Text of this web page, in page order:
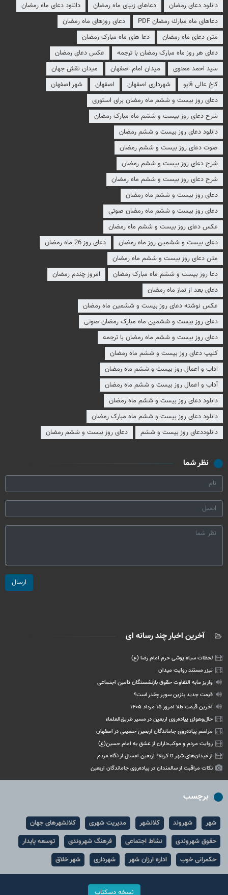
دانلود دعای رمضان
دعاهای زیبای ماه رمضان
دانلود دعای ماه رمضان
دعاهای ماه مبارك رمضان PDF
دعای روزهای ماه رمضان
متن دعای ماه رمضان
دعا های ماه مبارک رمضان
دعای هر روز ماه مبارک رمضان با ترجمه
عکس دعای رمضان
سید احمد معنوی
میدان امام اصفهان
ميدان نقش جهان
کاخ عالی قاپو
شهرداری اصفهان اصفهان
شهر اصفهان
دعای روز بیست و ششم ماه رمضان برای استوری
شرح دعای روز بیست و ششم ماه مبارک رمضان
دانلود دعای روز بیست و ششم رمضان
صوت دعای روز بیست و ششم رمضان
شرح دعای روز بیست و ششم رمضان
شرح دعای روز بیست و ششم ماه رمضان
دعای روز بیست و ششم ماه رمضان
دعای روز بیست و ششم ماه رمضان صوتی
عکس دعای روز بیست و ششم ماه رمضان
دعای بیست و ششمین روز ماه رمضان
دعای روز 26 ماه رمضان
متن دعای روز بیست و ششم ماه رمضان
دعا روز بیست و ششم ماه مبارک رمضان
امروز چندم رمضان
دعای بعد از نماز ماه رمضان
عکس نوشته دعای روز بیست و ششمین ماه رمضان
دعای روز بیست و ششمین ماه مبارک رمضان صوتی
دعای روز بیست و ششم ماه رمضان با ترجمه
کلیپ دعای روز بیست و ششم ماه رمضان
اداب و اعمال روز بیست و ششم ماه رمضان
آداب و اعمال روز بیست و ششم ماه رمضان
دانلود دعای روز بیست و ششم ماه رمضان
دانلود دعای روز بیست و ششم ماه مبارک رمضان
دانلوددعای روز بیست و ششم
دعای روز بیست و ششم رمضان
نظر شما
ارسال
آخرین اخبار چند رسانه ای
لحظات سیاه پوشی حرم امام رضا (ع)
تیزر مستند روایت میدان
واریز مابه التفاوت حقوق بازنشستگان تامین اجتماعی
قیمت جدید بنزین سوپر چقدر است؟
آخرین قیمت طلا امروز ۱۵ مرداد ۱۴۰۵
حال‌وهوای پیاده‌روی اربعین در مسیر طریق‌العلماء
مراسم پیاده‌روی جاماندگان اربعین حسینی در اصفهان
روایت مردم و موکب‌داران از عشق به امام حسین(ع)
از میدان‌های شهر تا کربلا؛ اربعین امسال از نگاه مردم
نکات مراقبت از سالمندان در پیاده‌روی جاماندگان اربعین
برچسب
شهر شهروند کلانشهر مدیریت شهری
کلانشهرهای جهان
حقوق شهروندی
نشاط اجتماعی فرهنگ شهروندی
توسعه پایدار
حکمرانی خوب
اداره ارزان شهر شهرداری شهر خلاق
نسخه دسکتاپ